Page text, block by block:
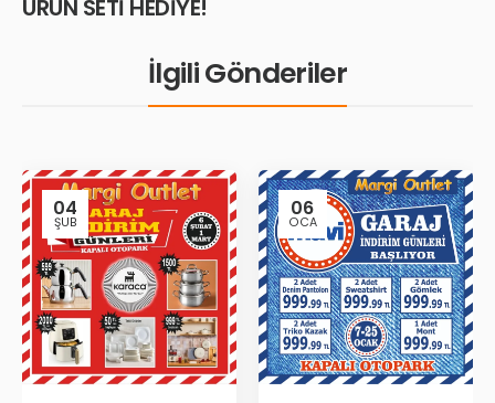
ÜRÜN SETİ HEDİYE!
İlgili Gönderiler
04
ŞUB
06
OCA